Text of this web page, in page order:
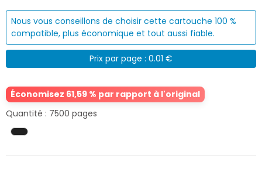
Nous vous conseillons de choisir cette cartouche 100 %
compatible, plus économique et tout aussi fiable.
Prix par page : 0.01 €
Économisez 61,59 % par rapport à l'original
Quantité : 7500 pages